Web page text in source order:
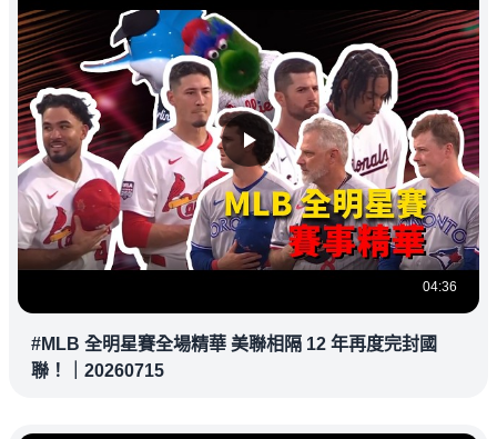
04:36
#MLB 全明星賽全場精華 美聯相隔 12 年再度完封國
聯！｜20260715